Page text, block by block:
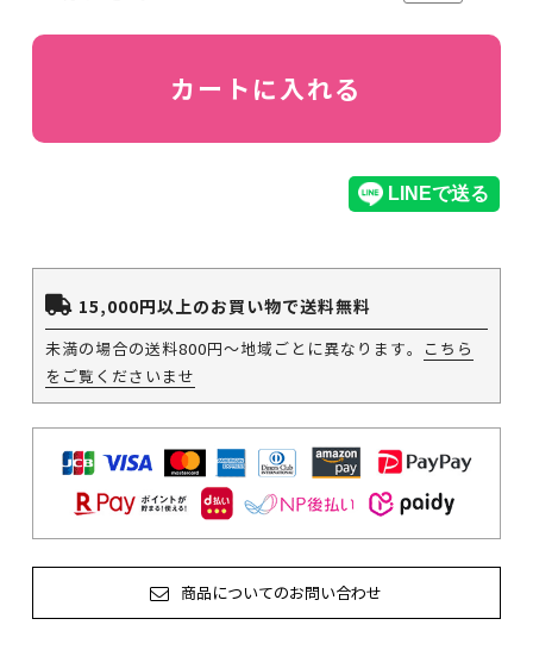
カートに入れる
15,000円以上のお買い物で送料無料
未満の場合の送料800円～地域ごとに異なります。
こちら
をご覧くださいませ
商品についてのお問い合わせ